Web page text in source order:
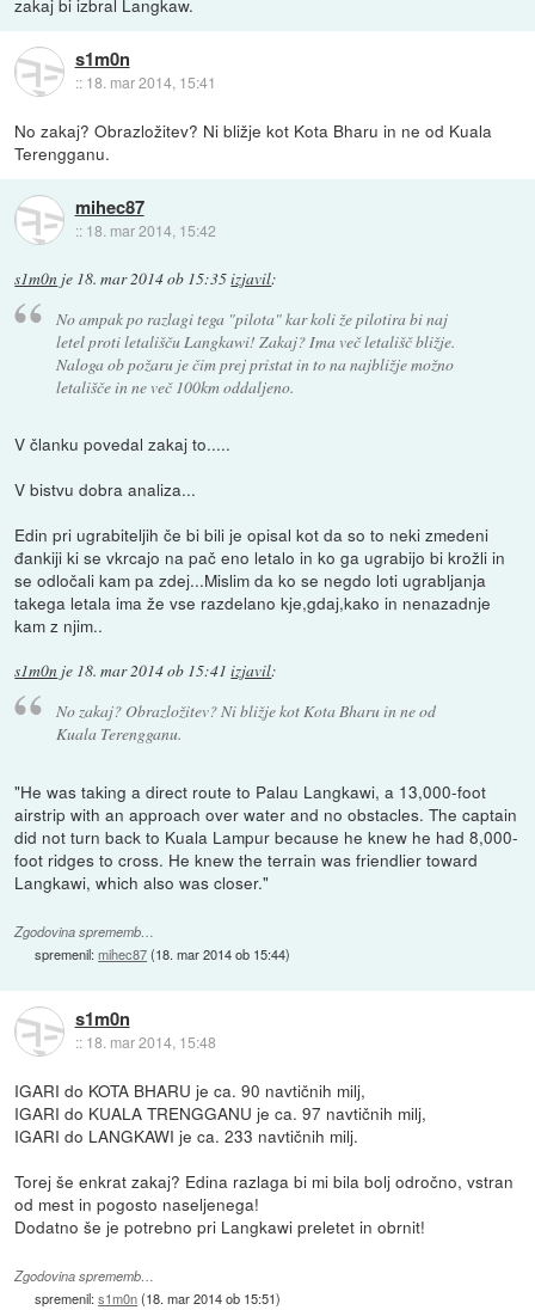
s1m0n
:: 18. mar 2014, 15:41
No zakaj? Obrazložitev? Ni bližje kot Kota Bharu in ne od Kuala
Terengganu.
mihec87
:: 18. mar 2014, 15:42
s1m0n je 18. mar 2014 ob 15:35izjavil:
No ampak po razlagi tega "pilota" kar koli že pilotira bi naj
letel proti letališču Langkawi! Zakaj? Ima več letališč bližje.
Naloga ob požaru je čim prej pristat in to na najbližje možno
letališče in ne več 100km oddaljeno.
V članku povedal zakaj to.....
V bistvu dobra analiza...
Edin pri ugrabiteljih če bi bili je opisal kot da so to neki zmedeni
đankiji ki se vkrcajo na pač eno letalo in ko ga ugrabijo bi krožli in
se odločali kam pa zdej...Mislim da ko se negdo loti ugrabljanja
takega letala ima že vse razdelano kje,gdaj,kako in nenazadnje
kam z njim..
s1m0n je 18. mar 2014 ob 15:41 izjavil:
No zakaj? Obrazložitev? Ni bližje kot Kota Bharu in ne od
Kuala Terengganu.
"He was taking a direct route to Palau Langkawi, a 13,000-foot
airstrip with an approach over water and no obstacles. The captain
did not turn back to Kuala Lampur because he knew he had 8,000-
foot ridges to cross. He knew the terrain was friendlier toward
Langkawi, which also was closer."
Zgodovina sprememb…
spremenil:mihec87(18. mar 2014 ob 15:44)
s1m0n
:: 18. mar 2014, 15:48
IGARI do KOTA BHARU je ca. 90 navtičnih milj,
IGARI do KUALA TRENGGANU je ca. 97 navtičnih milj,
IGARI do LANGKAWI je ca. 233 navtičnih milj.
Torej še enkrat zakaj? Edina razlaga bi mi bila bolj odročno, vstran
od mest in pogosto naseljenega!
Dodatno še je potrebno pri Langkawi preletet in obrnit!
Zgodovina sprememb…
spremenil:s1m0n(18. mar 2014 ob 15:51)